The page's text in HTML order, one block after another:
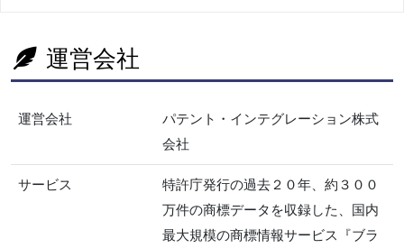
運営会社
運営会社
パテント・インテグレーション株式
会社
サービス
特許庁発行の過去２０年、約３００
万件の商標データを収録した、国内
最大規模の商標情報サービス『ブラ